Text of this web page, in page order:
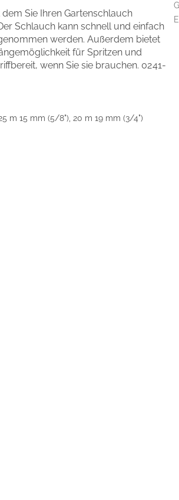
Sie Ihren Gartenschlauch
Schlauch kann schnell und einfach
werden. Außerdem bietet
für Spritzen und
wenn Sie sie brauchen. 0241-
m 15 mm (5/8"), 20 m 19 mm (3/4")